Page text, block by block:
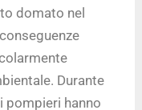
domato nel
Durante
pompieri hanno